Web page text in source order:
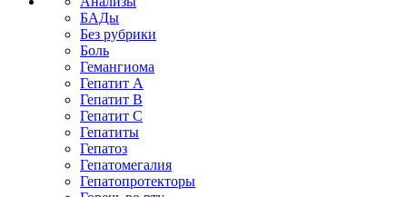
БАДы
Без рубрики
Боль
Гемангиома
Гепатит A
Гепатит B
Гепатит C
Гепатиты
Гепатоз
Гепатомегалия
Гепатопротекторы